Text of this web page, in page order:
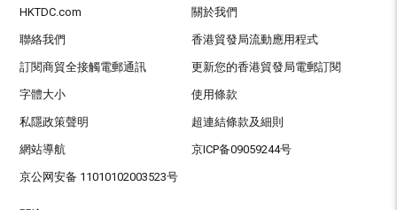
HKTDC.com 關於我們
聯絡我們 香港貿發局流動應用程式
訂閱商貿全接觸電郵通訊 更新您的香港貿發局電郵訂閱
字體大小 使用條款
私隱政策聲明 超連結條款及細則
網站導航 京ICP备09059244号
京公网安备 11010102003523号